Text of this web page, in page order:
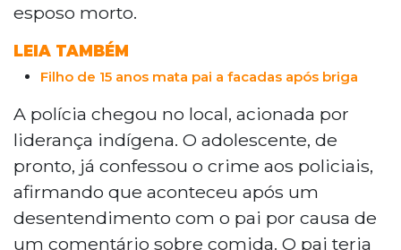
esposo morto.
LEIA TAMBÉM
Filho de 15 anos mata pai a facadas após briga
A polícia chegou no local, acionada por
liderança indígena. O adolescente, de
pronto, já confessou o crime aos policiais,
afirmando que aconteceu após um
desentendimento com o pai por causa de
um comentário sobre comida. O pai teria